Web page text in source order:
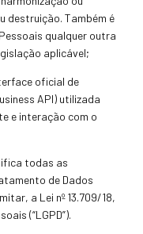
destruição. Também é
qualquer outra
aplicável;
oficial de
API) utilizada
e interação com o
todas as
de Dados
a Lei nº 13.709/18,
(“LGPD”).